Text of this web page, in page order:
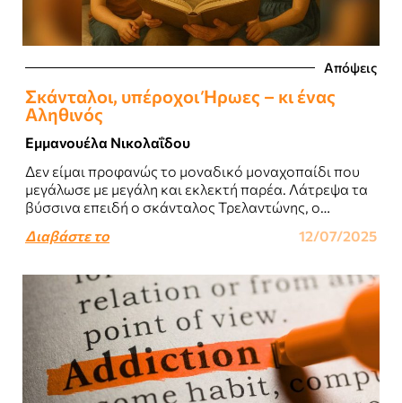
Απόψεις
Σκάνταλοι, υπέροχοι Ήρωες – κι ένας
Αληθινός
Εμμανουέλα Νικολαΐδου
Δεν είμαι προφανώς το μοναδικό μοναχοπαίδι που
μεγάλωσε με μεγάλη και εκλεκτή παρέα. Λάτρεψα τα
βύσσινα επειδή ο σκάνταλος Τρελαντώνης, ο
Πηνελόπης..
Διαβάστε το 12/07/2025